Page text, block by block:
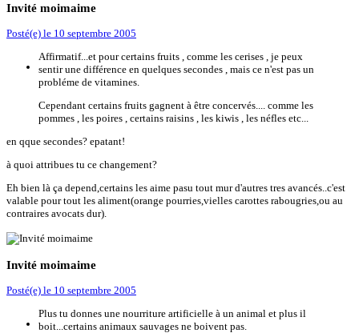
Invité moimaime
Posté(e) le 10 septembre 2005
Affirmatif...et pour certains fruits , comme les cerises , je peux
sentir une différence en quelques secondes , mais ce n'est pas un
probléme de vitamines.
Cependant certains fruits gagnent à être concervés.... comme les
pommes , les poires , certains raisins , les kiwis , les néfles etc...
en qque secondes? epatant!
à quoi attribues tu ce changement?
Eh bien là ça depend,certains les aime pasu tout mur d'autres tres avancés..c'est
valable pour tout les aliment(orange pourries,vielles carottes rabougries,ou au
contraires avocats dur).
Invité moimaime
Posté(e) le 10 septembre 2005
Plus tu donnes une nourriture artificielle à un animal et plus il
boit...certains animaux sauvages ne boivent pas.